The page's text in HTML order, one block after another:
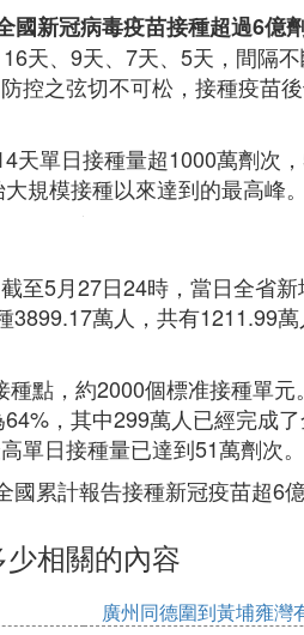
國新冠病毒疫苗接種超過6億
天、9天、7天、5天，間隔
控之弦切不可松，接種疫苗
天單日接種量超1000萬劑次
規模接種以來達到的最高峰。
至5月27日24時，當日全省新
萬人，共有1211.99
點，約2000個標准接種單
，其中299萬人已經完成
單日接種量已達到51萬劑次。
國累計報告接種新冠疫苗超6
相關的內容
廣州同德圍到黃埔雍灣